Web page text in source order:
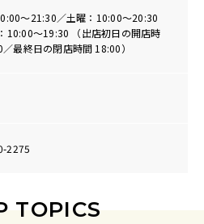
～21:30／土曜：10:00～20:30
10:00～19:30 （出店初日の開店時
最終日の閉店時間 18:00）
2275
TOPICS